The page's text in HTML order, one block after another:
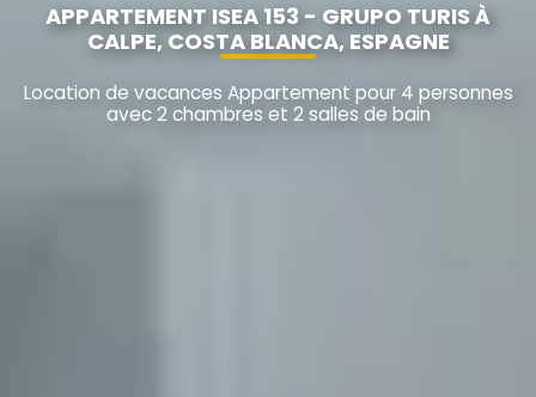
APPARTEMENT ISEA 153 - GRUPO TURIS À
CALPE, COSTA BLANCA, ESPAGNE
Location de vacances Appartement pour 4 personnes
avec 2 chambres et 2 salles de bain